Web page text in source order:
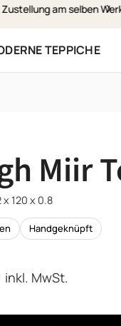
TEPPICHE
Miir
x 120 x 0.8
Handgeknüpft
inkl. MwSt.